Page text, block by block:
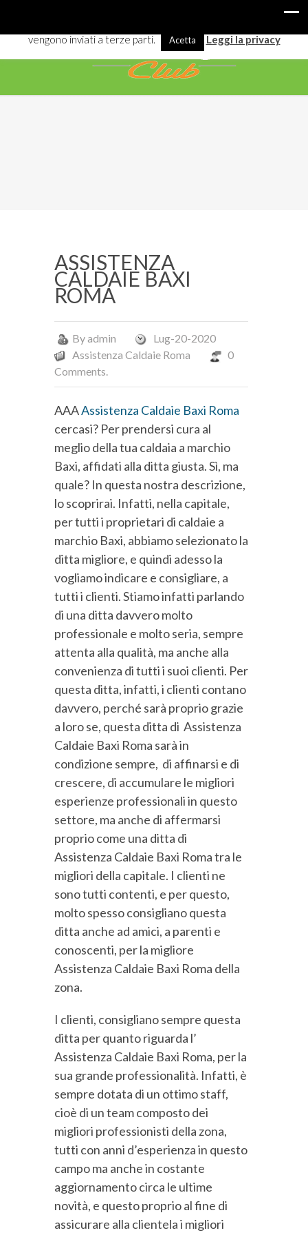
ASSISTENZA
CALDAIE BAXI
ROMA
Byadmin
Lug-20-2020
Assistenza Caldaie Roma
0
Comments.
AAAAssistenza Caldaie Baxi Roma
cercasi? Per prendersi cura al
meglio della tua caldaia a marchio
Baxi, affidati alla ditta giusta. Sì, ma
quale? In questa nostra descrizione,
lo scoprirai. Infatti, nella capitale,
per tutti i proprietari di caldaie a
marchio Baxi, abbiamo selezionato la
ditta migliore, e quindi adesso la
vogliamo indicare e consigliare, a
tutti i clienti. Stiamo infatti parlando
di una ditta davvero molto
professionale e molto seria, sempre
attenta alla qualità, ma anche alla
convenienza di tutti i suoi clienti. Per
questa ditta, infatti, i clienti contano
davvero, perché sarà proprio grazie
a loro se, questa ditta di Assistenza
Caldaie Baxi Roma sarà in
condizione sempre, di affinarsi e di
crescere, di accumulare le migliori
esperienze professionali in questo
settore, ma anche di affermarsi
proprio come una ditta di
Assistenza Caldaie Baxi Roma tra le
migliori della capitale. I clienti ne
sono tutti contenti, e per questo,
molto spesso consigliano questa
ditta anche ad amici, a parenti e
conoscenti, per la migliore
Assistenza Caldaie Baxi Roma della
zona.
I clienti, consigliano sempre questa
ditta per quanto riguarda l’
Assistenza Caldaie Baxi Roma, per la
sua grande professionalità. Infatti, è
sempre dotata di un ottimo staff,
cioè di un team composto dei
migliori professionisti della zona,
tutti con anni d’esperienza in questo
campo ma anche in costante
aggiornamento circa le ultime
novità, e questo proprio al fine di
assicurare alla clientela i migliori
vengono inviati a terze parti.
Acetta Leggi la privacy